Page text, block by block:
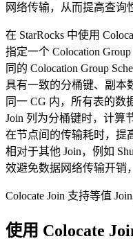
网络传输，从而提高查询
在 StarRocks 中使用
指定一个 Colocation
同的 Colocation Group
具有一致的分桶键、副本
同一 CG 内，所有表的数
Join 列为分桶键时，计算
在节点间的传输耗时，提
相对于其他 Join，例如
效避免数据网络传输开销
Colocate Join 支持等值 Join
使用 Colocate